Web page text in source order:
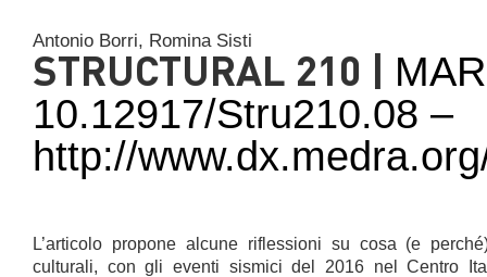
Antonio Borri, Romina Sisti
STRUCTURAL 210 |
10.12917/Stru210.08 –
http://
L’articolo propone alcune riflessioni su cosa (e
culturali, con gli eventi sismici del 2016 nel Centro